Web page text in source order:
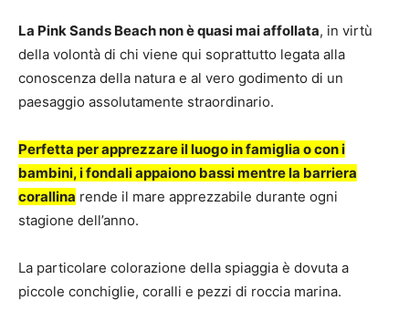
La Pink Sands Beach non è quasi mai affollata, in virtù
della volontà di chi viene qui soprattutto legata alla
conoscenza della natura e al vero godimento di un
paesaggio assolutamente straordinario.
Perfetta per apprezzare il luogo in famiglia o con i
bambini, i fondali appaiono bassi mentre la barriera
corallina rende il mare apprezzabile durante ogni
stagione dell’anno.
La particolare colorazione della spiaggia è dovuta a
piccole conchiglie, coralli e pezzi di roccia marina.